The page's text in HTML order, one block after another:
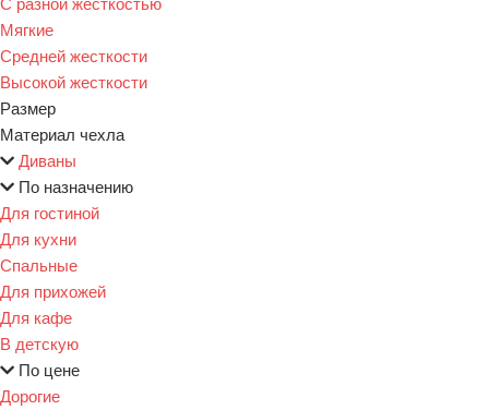
Мягкие
Средней жесткости
Высокой жесткости
Размер
Материал чехла
Диваны
По назначению
Для гостиной
Для кухни
Спальные
Для прихожей
Для кафе
В детскую
По цене
Дорогие